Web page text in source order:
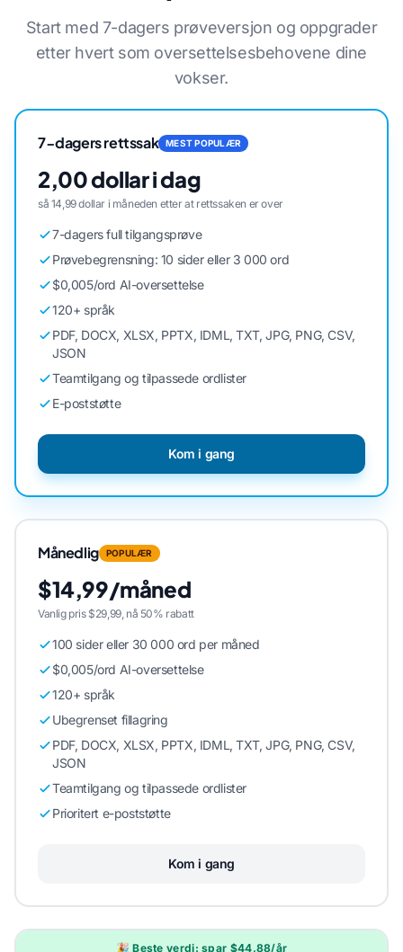
Start med 7-dagers prøveversjon og oppgrader
etter hvert som oversettelsesbehovene dine
vokser.
7-dagers rettssak MEST POPULÆR
2,00 dollar i dag
så 14,99 dollar i måneden etter at rettssaken er over
7-dagers full tilgangsprøve
Prøvebegrensning: 10 sider eller 3 000 ord
$0,005/ord AI-oversettelse
120+ språk
PDF, DOCX, XLSX, PPTX, IDML, TXT, JPG, PNG, CSV,
JSON
Teamtilgang og tilpassede ordlister
E-poststøtte
Kom i gang
Månedlig POPULÆR
$14,99/måned
Vanlig pris $29,99, nå 50% rabatt
100 sider eller 30 000 ord per måned
$0,005/ord AI-oversettelse
120+ språk
Ubegrenset fillagring
PDF, DOCX, XLSX, PPTX, IDML, TXT, JPG, PNG, CSV,
JSON
Teamtilgang og tilpassede ordlister
Prioritert e-poststøtte
Kom i gang
🎉 Beste verdi: spar $44,88/år